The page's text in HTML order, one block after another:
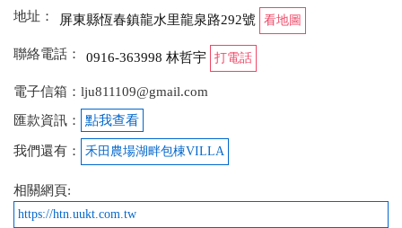
地址：
屏東縣恆春鎮龍水里龍泉路292號 看地圖
聯絡電話： 0916-363998 林哲宇 打電話
電子信箱：lju811109@gmail.com
匯款資訊：
點我查看
我們還有： 禾田農場湖畔包棟VILLA
相關網頁:
https://htn.uukt.com.tw